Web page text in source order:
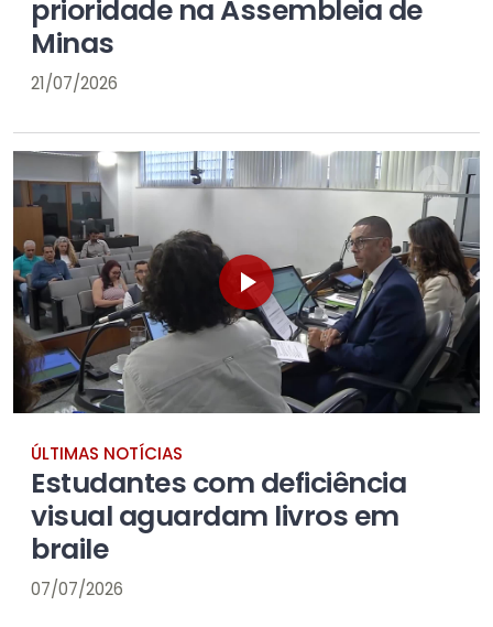
prioridade na Assembleia de
Minas
21/07/2026
ÚLTIMAS NOTÍCIAS
Estudantes com deficiência
visual aguardam livros em
braile
07/07/2026